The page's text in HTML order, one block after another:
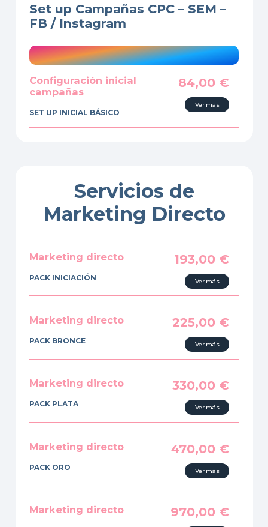
Set up Campañas CPC – SEM –
FB / Instagram
Configuración inicial
campañas
SET UP INICIAL BÁSICO
84,00 €
Ver más
Servicios de
Marketing Directo
Marketing directo
PACK INICIACIÓN
193,00 €
Ver más
Marketing directo
PACK BRONCE
225,00 €
Ver más
Marketing directo
PACK PLATA
330,00 €
Ver más
Marketing directo
PACK ORO
470,00 €
Ver más
Marketing directo 970,00 €